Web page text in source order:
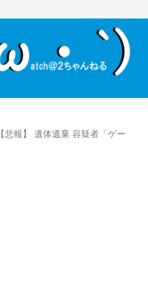
【悲報】 遺体遺棄 容疑者「ゲー